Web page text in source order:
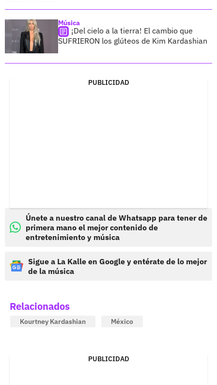
Música
¡Del cielo a la tierra! El cambio que
SUFRIERON los glúteos de Kim Kardashian
PUBLICIDAD
Únete a nuestro canal de Whatsapp para tener de
primera mano el mejor contenido de
entretenimiento y música
Sigue a La Kalle en Google y entérate de lo mejor
de la música
Relacionados
Kourtney Kardashian México
PUBLICIDAD